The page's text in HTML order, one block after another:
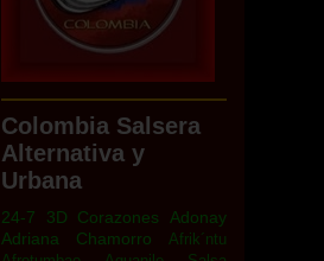
Colombia Salsera
Alternativa y
Urbana
24-7 3D Corazones
Adonay
Adriana Chamorro
Afrik´ntu